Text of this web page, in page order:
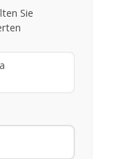
Sie